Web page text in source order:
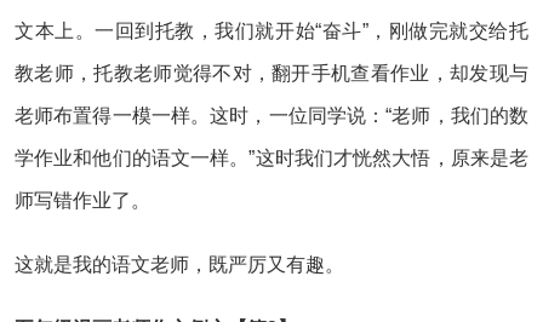
文本上。一回到托教，我们就开始“奋斗”，刚做完就交给托
教老师，托教老师觉得不对，翻开手机查看作业，却发现与
老师布置得一模一样。这时，一位同学说：“老师，我们的数
学作业和他们的语文一样。”这时我们才恍然大悟，原来是老
师写错作业了。
这就是我的语文老师，既严厉又有趣。